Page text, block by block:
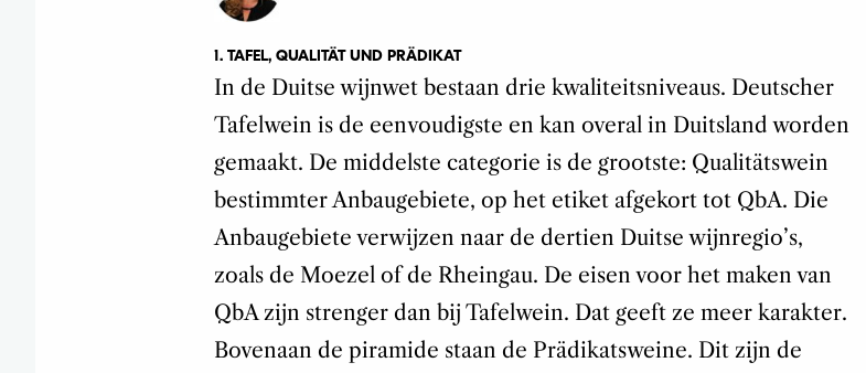
1. TAFEL, QUALITÄT UND PRÄDIKAT
In de Duitse wijnwet bestaan drie kwaliteitsniveaus. Deutscher
Tafelwein is de eenvoudigste en kan overal in Duitsland worden
gemaakt. De middelste categorie is de grootste: Qualitätswein
bestimmter Anbaugebiete, op het etiket afgekort tot QbA. Die
Anbaugebiete verwijzen naar de dertien Duitse wijnregio’s,
zoals de Moezel of de Rheingau. De eisen voor het maken van
QbA zijn strenger dan bij Tafelwein. Dat geeft ze meer karakter.
Bovenaan de piramide staan de Prädikatsweine. Dit zijn de